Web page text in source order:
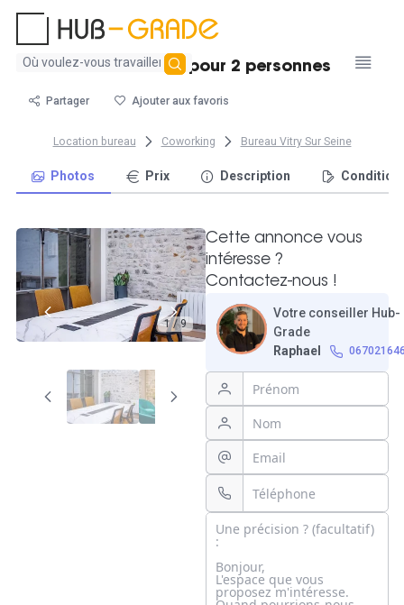
Aucun
trouvé
Bureau fermé pour 2 personnes
Partager Ajouter aux favoris
Location bureau Coworking Bureau Vitry Sur Seine
Photos Prix Description
1 / 9
Cette annonce vous
intéresse ?
Contactez-nous !
Votre conseiller Hub-
Grade
Raphael